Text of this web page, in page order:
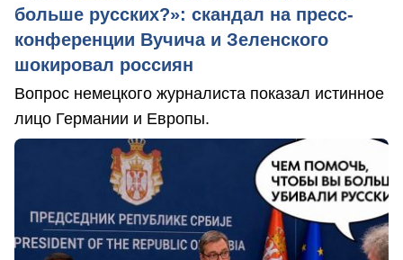
больше русских?»: скандал на пресс-
конференции Вучича и Зеленского
шокировал россиян
Вопрос немецкого журналиста показал истинное
лицо Германии и Европы.